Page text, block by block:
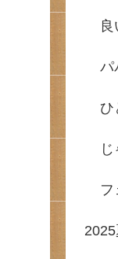
パ
ひ